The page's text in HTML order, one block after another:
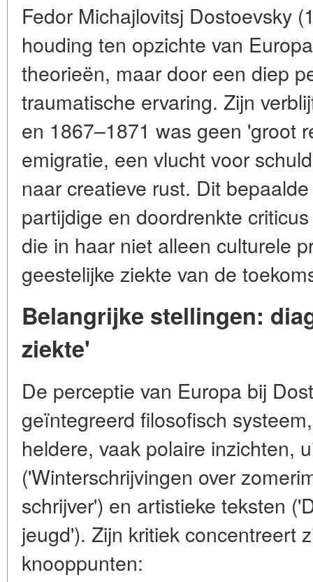
Fedor Michajlovitsj Dostoevsky
houding ten opzichte van
theorieën, maar door een diep
traumatische ervaring. Zijn
en 1867–1871 was geen 'groot
emigratie, een vlucht voor
naar creatieve rust. Dit
partijdige en doordrenkte
die in haar niet alleen culturele
geestelijke ziekte van de
Belangrijke stellingen:
ziekte'
De perceptie van Europa bij
geïntegreerd filosofisch
heldere, vaak polaire inzichten,
('Winterschrijvingen over
schrijver') en artistieke teksten
jeugd'). Zijn kritiek concentreert
knooppunten: